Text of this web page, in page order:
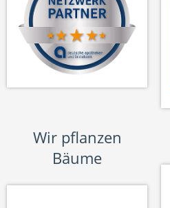
Wir pflanzen
Bäume